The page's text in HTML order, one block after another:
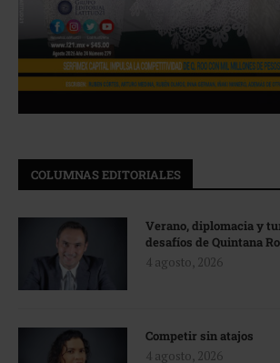
COLUMNAS EDITORIALES
Verano, diplomacia y
desafíos de Quintana
4 agosto, 2026
Competir sin atajos
4 agosto, 2026